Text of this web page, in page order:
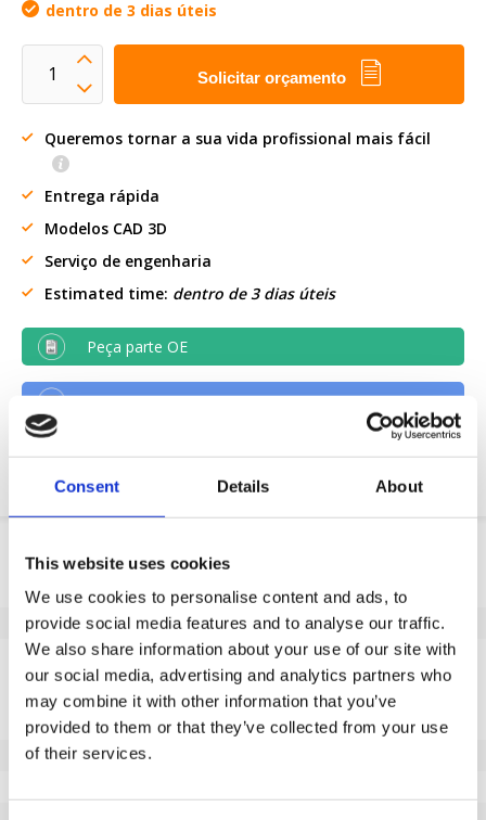
Consent Details About
This website uses cookies
We use cookies to personalise content and ads, to
provide social media features and to analyse our traffic.
We also share information about your use of our site with
our social media, advertising and analytics partners who
may combine it with other information that you’ve
provided to them or that they’ve collected from your use
of their services.
dentro de 3 dias úteis
Solicitar orçamento
Queremos tornar a sua vida profissional mais fácil
Entrega rápida
Modelos CAD 3D
Serviço de engenharia
Estimated time: dentro de 3 dias úteis
Peça parte OE
Download PDF
Resistencia quimica
Informação do produto
SKU
184116100
EAN
8718116109181
Especificações
Banda de rodagem não
marcante
Não
Diâmetro da roda (mm)